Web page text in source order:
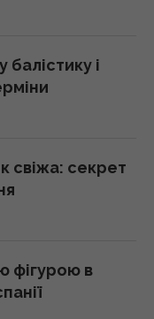
чому
"Антонова"
і
свіжа: секрет
фігурою в